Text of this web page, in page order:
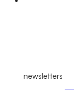
newsletters